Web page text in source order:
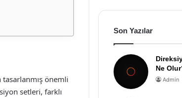
önemli
setleri, farklı
Son Yazılar
Ne
Admin